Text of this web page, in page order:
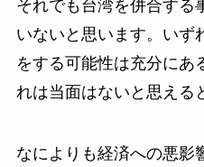
それでも台湾を併合する
いないと思います。いず
をする可能性は充分にあ
れは当面はないと思える
なによりも経済への悪影